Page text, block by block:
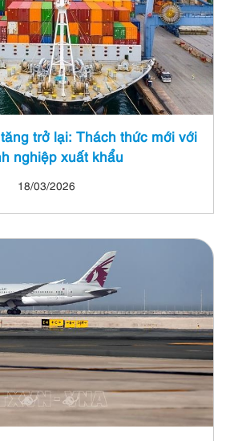
trở lại: Thách thức mới với
nghiệp xuất khẩu
18/03/2026